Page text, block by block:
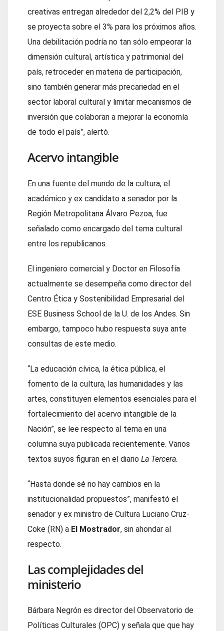
creativas entregan alrededor del 2,2% del PIB y
se proyecta sobre el 3% para los próximos años.
Una debilitación podría no tan sólo empeorar la
dimensión cultural, artística y patrimonial del
país, retroceder en materia de participación,
sino también generar más precariedad en el
sector laboral cultural y limitar mecanismos de
inversión que colaboran a mejorar la economía
de todo el país”, alertó.
Acervo intangible
En una fuente del mundo de la cultura, el
académico y ex candidato a senador por la
Región Metropolitana Álvaro Pezoa, fue
señalado como encargado del tema cultural
entre los republicanos.
El ingeniero comercial y Doctor en Filosofía
actualmente se desempeña como director del
Centro Ética y Sostenibilidad Empresarial del
ESE Business School de la U. de los Andes. Sin
embargo, tampoco hubo respuesta suya ante
consultas de este medio.
“La educación cívica, la ética pública, el
fomento de la cultura, las humanidades y las
artes, constituyen elementos esenciales para el
fortalecimiento del acervo intangible de la
Nación”, se lee respecto al tema en una
columna suya publicada recientemente. Varios
textos suyos figuran en el diario La Tercera.
“Hasta donde sé no hay cambios en la
institucionalidad propuestos”, manifestó el
senador y ex ministro de Cultura Luciano Cruz-
Coke (RN) a El Mostrador, sin ahondar al
respecto.
Las complejidades del
ministerio
Bárbara Negrón es director del Observatorio de
Políticas Culturales (OPC) y señala que que hay